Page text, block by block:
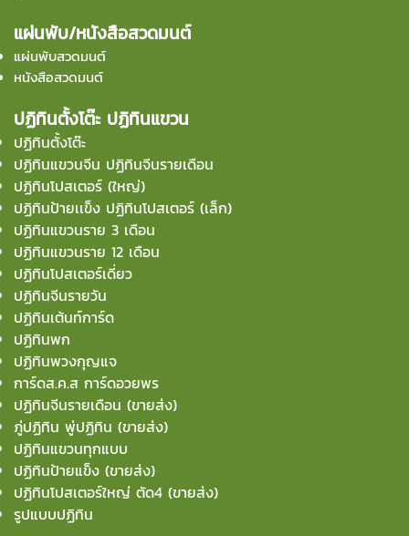
แผ่นพับ/หนังสือสวดมนต์
แผ่นพับสวดมนต์
หนังสือสวดมนต์
ปฏิทินตั้งโต๊ะ ปฏิทินแขวน
ปฏิทินตั้งโต๊ะ
ปฏิทินแขวนจีน ปฏิทินจีนรายเดือน
ปฏิทินโปสเตอร์ (ใหญ่)
ปฏิทินป้ายเเข็ง ปฏิทินโปสเตอร์ (เล็ก)
ปฏิทินแขวนราย 3 เดือน
ปฏิทินแขวนราย 12 เดือน
ปฏิทินโปสเตอร์เดี่ยว
ปฏิทินจีนรายวัน
ปฏิทินเต้นท์การ์ด
ปฏิทินพก
ปฏิทินพวงกุญแจ
การ์ดส.ค.ส การ์ดอวยพร
ปฏิทินจีนรายเดือน (ขายส่ง)
ภู่ปฏิทิน พู่ปฏิทิน (ขายส่ง)
ปฏิทินแขวนทุกแบบ
ปฏิทินป้ายแข็ง (ขายส่ง)
ปฏิทินโปสเตอร์ใหญ่ ตัด4 (ขายส่ง)
รูปแบบปฏิทิน